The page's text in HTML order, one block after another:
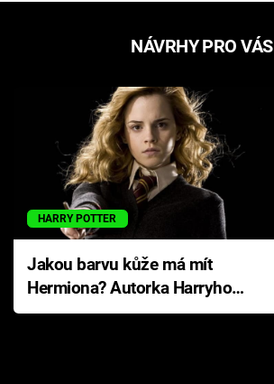
NÁVRHY PRO VÁS
HARRY POTTER
Jakou barvu kůže má mít
Hermiona? Autorka Harryho
Pottera přišla s ráznou